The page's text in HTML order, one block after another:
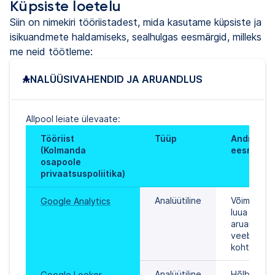
Küpsiste loetelu
Siin on nimekiri tööriistadest, mida kasutame küpsiste ja
isikuandmete haldamiseks, sealhulgas eesmärgid, milleks
me neid töötleme:
ANALÜÜSIVAHENDID JA ARUANDLUS
Allpool leiate ülevaate:
Tööriist
(Kolmanda
osapoole
privaatsuspoliitika)
Tüüp
eesmärk
Google Analytics Analüütiline
Võimaldab
luua
aruandeid
veebisaidi
kohta.